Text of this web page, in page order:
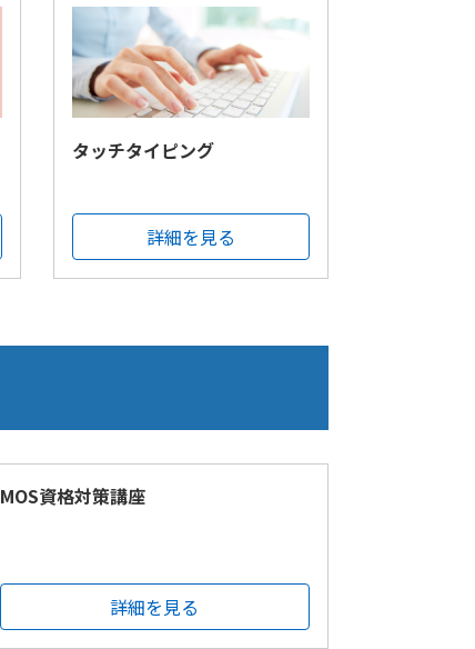
タッチタイピング
詳細を見る
MOS資格対策講座
詳細を見る